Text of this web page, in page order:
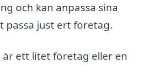
och kan anpassa sina
passa just ert företag.
är ett litet företag eller en